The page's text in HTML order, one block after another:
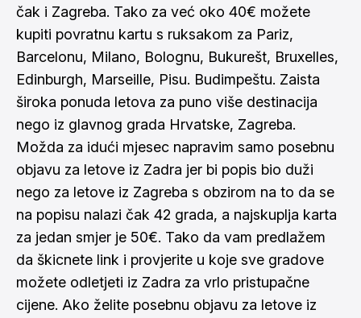
čak i Zagreba. Tako za već oko 40€ možete
kupiti povratnu kartu s ruksakom za Pariz,
Barcelonu, Milano, Bolognu, Bukurešt, Bruxelles,
Edinburgh, Marseille, Pisu. Budimpeštu. Zaista
široka ponuda letova za puno više destinacija
nego iz glavnog grada Hrvatske, Zagreba.
Možda za idući mjesec napravim samo posebnu
objavu za letove iz Zadra jer bi popis bio duži
nego za letove iz Zagreba s obzirom na to da se
na popisu nalazi čak 42 grada, a najskuplja karta
za jedan smjer je 50€. Tako da vam predlažem
da škicnete link i provjerite u koje sve gradove
možete odletjeti iz Zadra za vrlo pristupačne
cijene. Ako želite posebnu objavu za letove iz